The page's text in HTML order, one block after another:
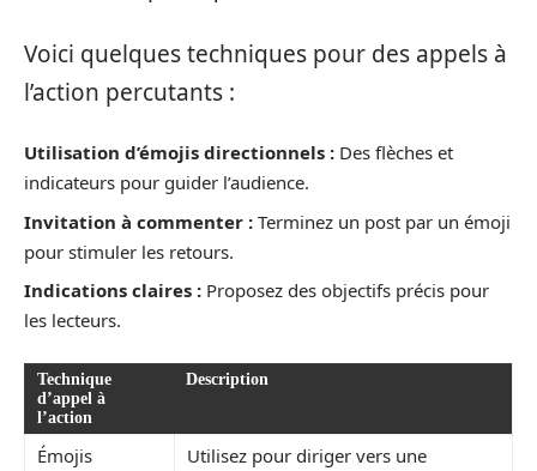
Voici quelques techniques pour des appels à
l’action percutants :
Utilisation d’émojis directionnels : Des flèches et
indicateurs pour guider l’audience.
Invitation à commenter : Terminez un post par un émoji
pour stimuler les retours.
Indications claires : Proposez des objectifs précis pour
les lecteurs.
Technique
d’appel à
l’action
Description
Émojis
Utilisez pour diriger vers une